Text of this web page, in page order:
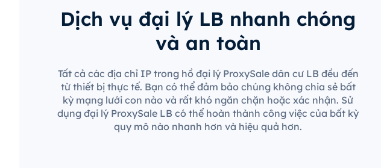
Dịch vụ đại lý LB nhanh chóng
và an toàn
Tất cả các địa chỉ IP trong hồ đại lý ProxySale dân cư LB đều đến
từ thiết bị thực tế. Bạn có thể đảm bảo chúng không chia sẻ bất
kỳ mạng lưới con nào và rất khó ngăn chặn hoặc xác nhận. Sử
dụng đại lý ProxySale LB có thể hoàn thành công việc của bất kỳ
quy mô nào nhanh hơn và hiệu quả hơn.